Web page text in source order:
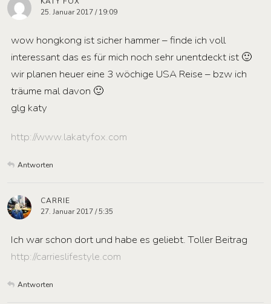
25. Januar 2017 / 19:09
wow hongkong ist sicher hammer – finde ich voll
interessant das es für mich noch sehr unentdeckt ist 🙂
wir planen heuer eine 3 wöchige USA Reise – bzw ich
träume mal davon 🙂
glg katy
http://www.lakatyfox.com
Antworten
CARRIE
27. Januar 2017 / 5:35
Ich war schon dort und habe es geliebt. Toller Beitrag
http://carrieslifestyle.com
Antworten